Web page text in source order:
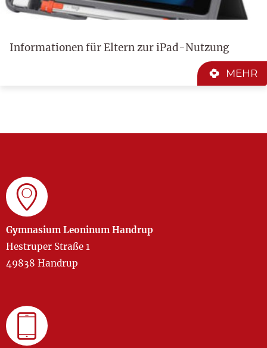
Informationen für Eltern zur iPad-Nutzung
MEHR
Gymnasium Leoninum Handrup
Hestruper Straße 1
49838 Handrup